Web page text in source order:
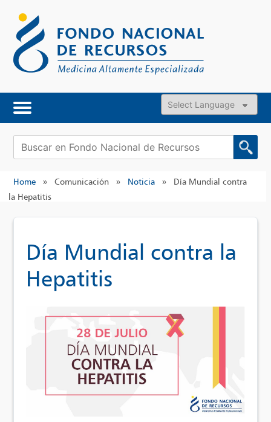
content
Powered by
Buscar:
Home » Comunicación » Noticia »
Día Mundial contra
la Hepatitis
Día Mundial contra la
Hepatitis